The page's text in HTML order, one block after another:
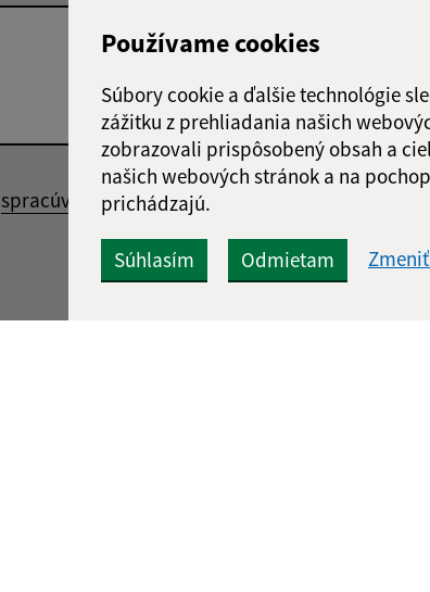
Používame cookies
Súbory cookie a ďalšie technológie
zážitku z prehliadania našich
zobrazovali prispôsobený obsah a
našich webových stránok a na
prichádzajú.
Súhlasím Odmietam
spracúvaním osobných
Google reCaptcha